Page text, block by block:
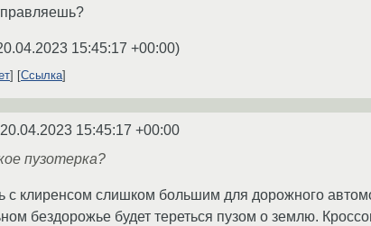
15:45:17 +00:00)
Ссылка
20.04.2023 15:45:17 +00:00
пузотерка?
с клиренсом слишком большим для дорожного
бездорожье будет тереться пузом о землю.